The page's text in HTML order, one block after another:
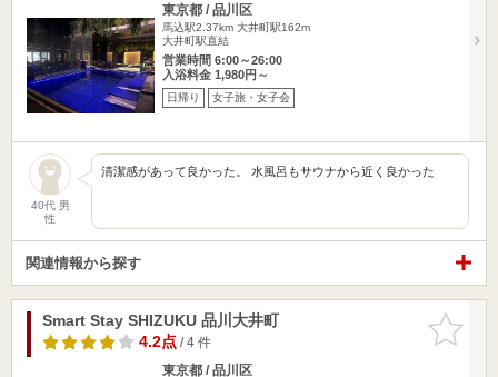
東京都 / 品川区
馬込駅2.37km 大井町駅162m
大井町駅直結
営業時間 6:00～26:00
入浴料金 1,980円～
日帰り 女子旅・女子会
40代 男
性
清潔感があって良かった。 水風呂もサウナから近く良かった
関連情報から探す
お気に入
りに追加
Smart Stay SHIZUKU 品川大井町
4.2点/ 4 件
東京都 / 品川区